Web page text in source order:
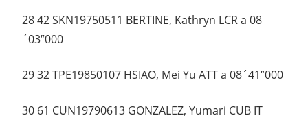
28 42 SKN19750511 BERTINE, Kathryn LCR a 08
´03″000
29 32 TPE19850107 HSIAO, Mei Yu ATT a 08´41″000
30 61 CUN19790613 GONZALEZ, Yumari CUB IT